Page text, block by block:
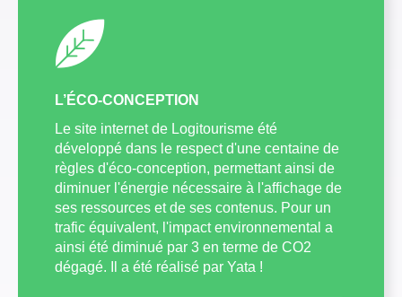
L’ÉCO-CONCEPTION
Le site internet de Logitourisme été
développé dans le respect d'une centaine de
règles d'éco-conception, permettant ainsi de
diminuer l'énergie nécessaire à l'affichage de
ses ressources et de ses contenus. Pour un
trafic équivalent, l'impact environnemental a
ainsi été diminué par 3 en terme de CO2
dégagé. Il a été réalisé par Yata !